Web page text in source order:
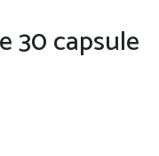
30 capsule